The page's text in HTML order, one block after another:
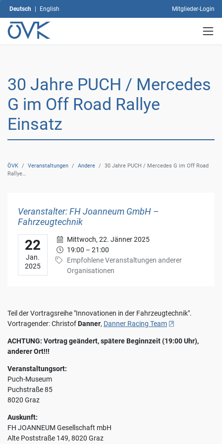
dem
Klick
auf
sich
der
sämtlicher
Einwilligung
können
mit
Wirkung
Zukunft
widerrufen,
indem
ändern.
Weitere
zum
Thema
Datenschutz
finden
Sie
unter:
Benutzerdefinierte
Einstellungen
Deutsch | English Mitglieder-Login
30 Jahre PUCH / Mercedes
G im Off Road Rallye
Einsatz
ÖVK / Veranstaltungen / Andere /
30 Jahre PUCH / Mercedes G im Off Road
Rallye…
Veranstalter: FH Joanneum GmbH –
Fahrzeugtechnik
22
Jan.
2025
Mittwoch 22. Jänner 2025, 19:00 bis 21:00
Mittwoch, 22. Jänner 2025
19:00 – 21:00
Empfohlene Veranstaltungen anderer
Organisationen
Teil der Vortragsreihe "Innovationen in der Fahrzeugtechnik".
Vortragender: ChristofDanner, Danner Racing Team, öffnet neues
ACHTUNG: Vortrag geändert, spätere Beginnzeit (19:00 Uhr),
anderer Ort!!!
Veranstaltungsort:
Puch-Museum
Puchstraße 85
8020 Graz
Auskunft:
FH JOANNEUM Gesellschaft mbH
Alte Poststraße 149, 8020 Graz